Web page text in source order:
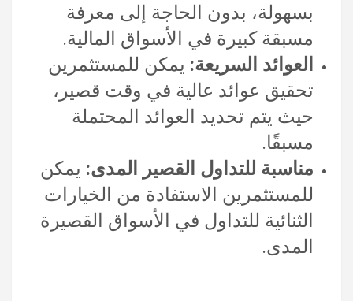
بسهولة، بدون الحاجة إلى معرفة
مسبقة كبيرة في الأسواق المالية.
العوائد السريعة: يمكن للمستثمرين
تحقيق عوائد عالية في وقت قصير،
حيث يتم تحديد العوائد المحتملة
مسبقًا.
مناسبة للتداول القصير المدى: يمكن
للمستثمرين الاستفادة من الخيارات
الثنائية للتداول في الأسواق القصيرة
المدى.